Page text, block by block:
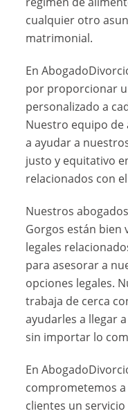
cualquier otro
matrimonial.
En
por proporcionar
personalizado a
Nuestro equipo
a ayudar a
justo y equitativo
relacionados con
Nuestros
Gorgos están bien
legales
para asesorar a
opciones legales.
trabaja de cerca
ayudarles a llegar
sin importar lo
En
comprometemos
clientes un